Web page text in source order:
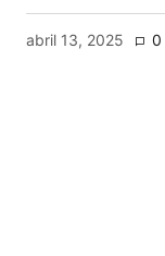
abril 13, 2025 0